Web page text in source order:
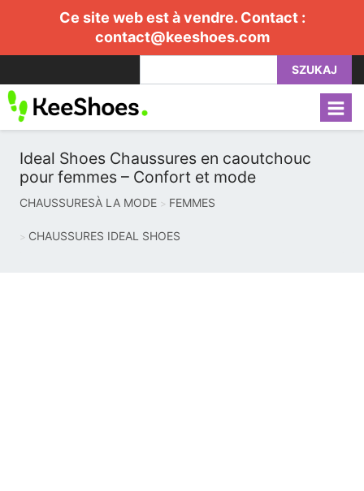
Ce site web est à vendre. Contact :
contact@keeshoes.com
SZUKAJ
Ideal Shoes Chaussures en caoutchouc
pour femmes – Confort et mode
CHAUSSURESÀ LA MODE FEMMES
CHAUSSURES IDEAL SHOES